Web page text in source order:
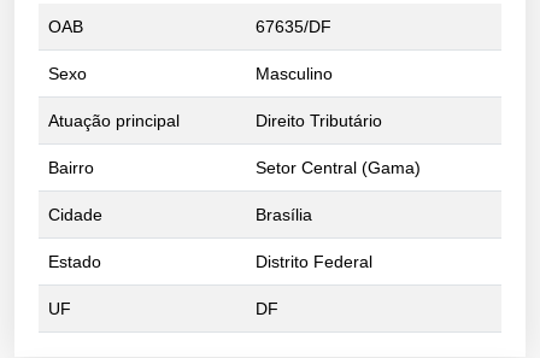
OAB 67635/DF
Sexo Masculino
Atuação principal Direito Tributário
Bairro Setor Central (Gama)
Cidade Brasília
Estado Distrito Federal
UF DF